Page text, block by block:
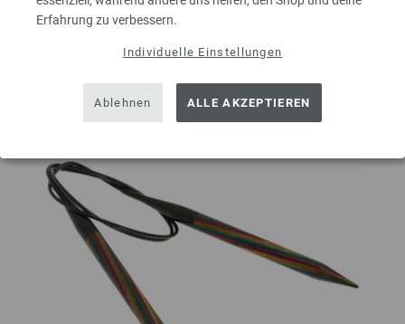
Erfahrung zu verbessern.
Individuelle Einstellungen
Ablehnen ALLE AKZEPTIEREN
Auf meine Wunschliste